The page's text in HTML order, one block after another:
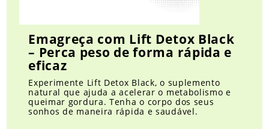
Emagreça com Lift Detox Black
– Perca peso de forma rápida e
eficaz
Experimente Lift Detox Black, o suplemento
natural que ajuda a acelerar o metabolismo e
queimar gordura. Tenha o corpo dos seus
sonhos de maneira rápida e saudável.